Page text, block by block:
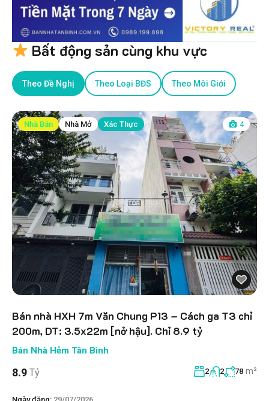
Bất động sản cùng khu vực
Theo Đề Nghị Theo Loại BĐS Theo Môi Giới
Nhà Bán Nhà Mở Xác Thực 4
Bán nhà HXH 7m Văn Chung P13 – Cách ga T3 chỉ
200m, DT: 3.5x22m [nở hậu]. Chỉ 8.9 tỷ
Bán Nhà Hẻm Tân Bình
8.9 Tỷ 2 2 78 m²